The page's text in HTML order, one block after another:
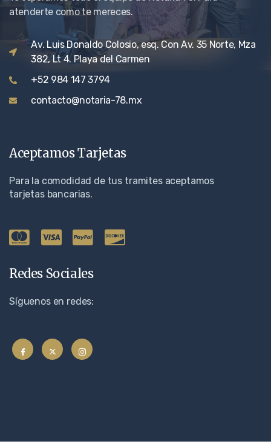
atenderte como te mereces.
Av. Luis Donaldo Colosio, esq. Con Av. 35 Norte, Mza
382, Lt 4. Playa del Carmen
+52 984 147 3794
contacto@notaria-78.mx
Aceptamos Tarjetas
Para la comodidad de tus tramites aceptamos
tarjetas bancarias.​
Redes Sociales
Síguenos en redes: